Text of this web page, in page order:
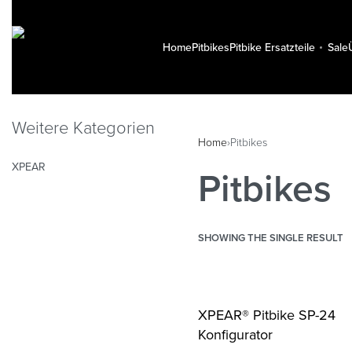
HomePitbikesPitbike Ersatzteile Sale
Weitere Kategorien
XPEAR
Home›Pitbikes
Pitbikes
SHOWING THE SINGLE RESULT
XPEAR® Pitbike SP-24
Konfigurator